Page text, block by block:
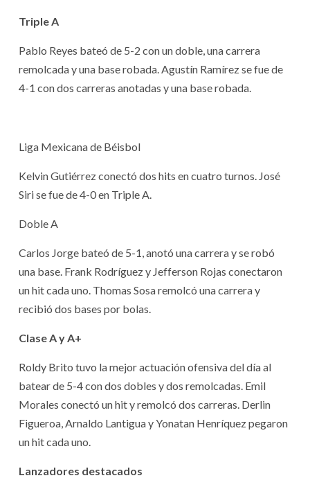
Triple A
Pablo Reyes bateó de 5-2 con un doble, una carrera
remolcada y una base robada. Agustín Ramírez se fue de
4-1 con dos carreras anotadas y una base robada.
Liga Mexicana de Béisbol
Kelvin Gutiérrez conectó dos hits en cuatro turnos. José
Siri se fue de 4-0 en Triple A.
Doble A
Carlos Jorge bateó de 5-1, anotó una carrera y se robó
una base. Frank Rodríguez y Jefferson Rojas conectaron
un hit cada uno. Thomas Sosa remolcó una carrera y
recibió dos bases por bolas.
Clase A y A+
Roldy Brito tuvo la mejor actuación ofensiva del día al
batear de 5-4 con dos dobles y dos remolcadas. Emil
Morales conectó un hit y remolcó dos carreras. Derlin
Figueroa, Arnaldo Lantigua y Yonatan Henríquez pegaron
un hit cada uno.
Lanzadores destacados